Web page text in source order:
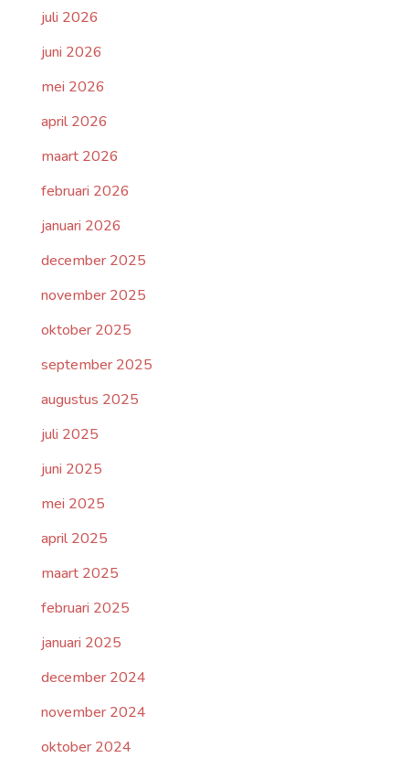
juli 2026
juni 2026
mei 2026
april 2026
maart 2026
februari 2026
januari 2026
december 2025
november 2025
oktober 2025
september 2025
augustus 2025
juli 2025
juni 2025
mei 2025
april 2025
maart 2025
februari 2025
januari 2025
december 2024
november 2024
oktober 2024